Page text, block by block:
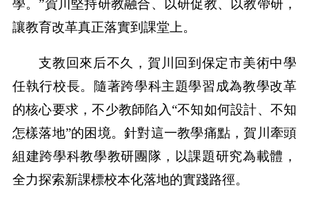
學。”賀川堅持研教融合、以研促教、以教帶研，
讓教育改革真正落實到課堂上。
支教回來后不久，賀川回到保定市美術中學
任執行校長。隨著跨學科主題學習成為教學改革
的核心要求，不少教師陷入“不知如何設計、不知
怎樣落地”的困境。針對這一教學痛點，賀川牽頭
組建跨學科教學教研團隊，以課題研究為載體，
全力探索新課標校本化落地的實踐路徑。